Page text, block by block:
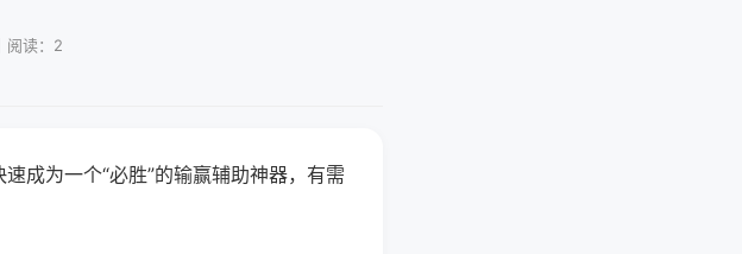
阅读：2
成为一个“必胜”的输赢辅助神器，有需